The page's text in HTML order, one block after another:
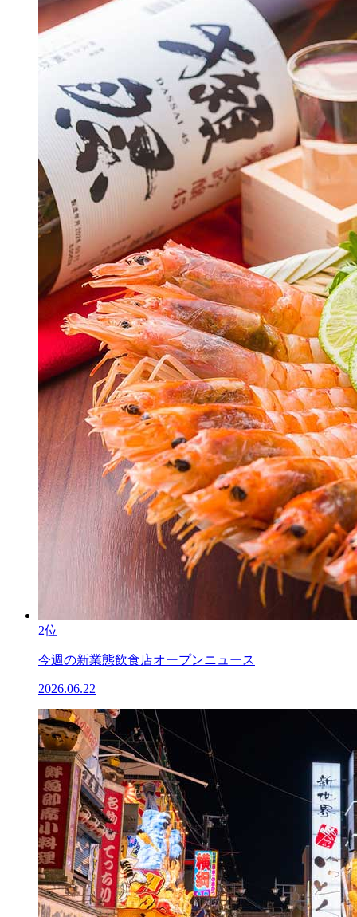
2位
今週の新業態飲食店オープンニュース
2026.06.22